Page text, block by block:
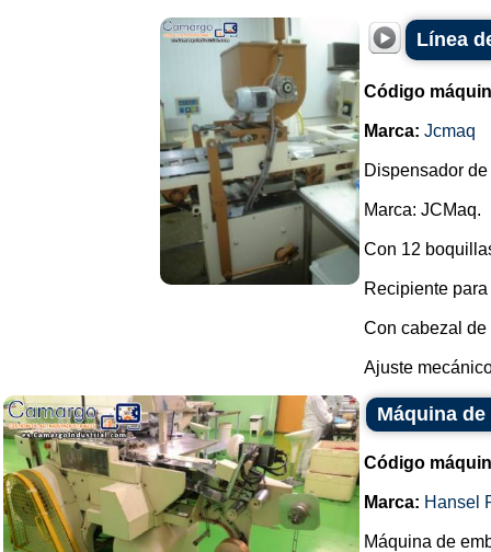
Línea
Código
Marca: Jcmaq
Dispensador
Marca: JCMaq.
Con 12
Recipiente
Con cabezal
Ajuste
Máquina
Código
Marca: Hansel
Máquina de